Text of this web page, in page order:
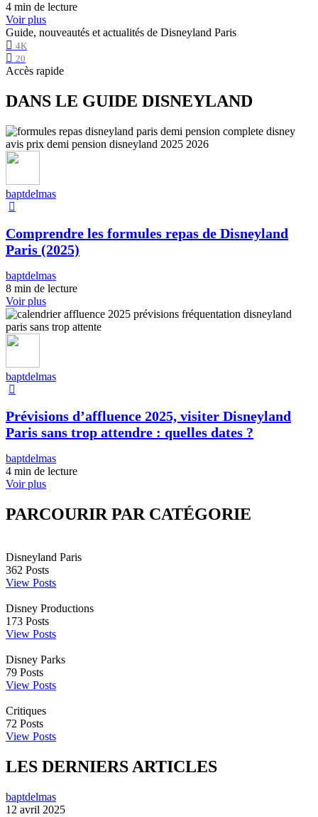
4 min de lecture
Voir plus
Guide, nouveautés et actualités de Disneyland Paris
4K
20
Accès rapide
DANS LE GUIDE DISNEYLAND
baptdelmas
Comprendre les formules repas de Disneyland
Paris (2025)
baptdelmas
8 min de lecture
Voir plus
baptdelmas
Prévisions d’affluence 2025, visiter Disneyland
Paris sans trop attendre : quelles dates ?
baptdelmas
4 min de lecture
Voir plus
PARCOURIR PAR CATÉGORIE
Disneyland Paris
362 Posts
View Posts
Disney Productions
173 Posts
View Posts
Disney Parks
79 Posts
View Posts
Critiques
72 Posts
View Posts
LES DERNIERS ARTICLES
baptdelmas
12 avril 2025